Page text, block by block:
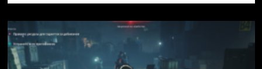
Новый
браузер
помогает
ботам